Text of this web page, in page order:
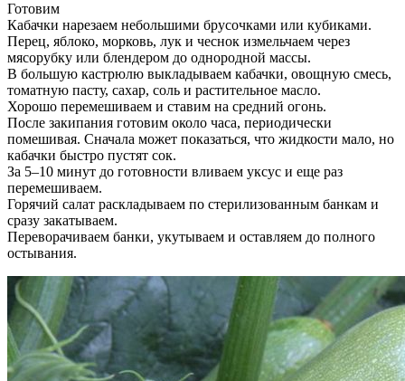
Готовим
Кабачки нарезаем небольшими брусочками или кубиками.
Перец, яблоко, морковь, лук и чеснок измельчаем через
мясорубку или блендером до однородной массы.
В большую кастрюлю выкладываем кабачки, овощную смесь,
томатную пасту, сахар, соль и растительное масло.
Хорошо перемешиваем и ставим на средний огонь.
После закипания готовим около часа, периодически
помешивая. Сначала может показаться, что жидкости мало, но
кабачки быстро пустят сок.
За 5–10 минут до готовности вливаем уксус и еще раз
перемешиваем.
Горячий салат раскладываем по стерилизованным банкам и
сразу закатываем.
Переворачиваем банки, укутываем и оставляем до полного
остывания.